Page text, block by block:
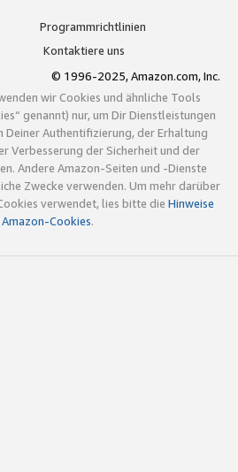
Programmrichtlinien
Kontaktiere uns
© 1996-2025, Amazon.com, Inc.
wir Cookies und ähnliche Tools
genannt) nur, um Dir Dienstleistungen
Deiner Authentifizierung, der Erhaltung
Verbesserung der Sicherheit und der
Andere Amazon-Seiten und -Dienste
Zwecke verwenden. Um mehr darüber
verwendet, lies bitte die Hinweise
Amazon-Cookies.